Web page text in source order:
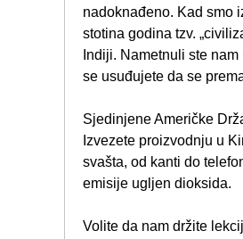
nadoknađeno. Kad smo
stotina godina tzv.
Indiji. Nametnuli ste
se usuđujete da se
Sjedinjene Američke
Izvezete proizvodnju u
svašta, od kanti do
emisije ugljen dioksida.
Volite da nam držite